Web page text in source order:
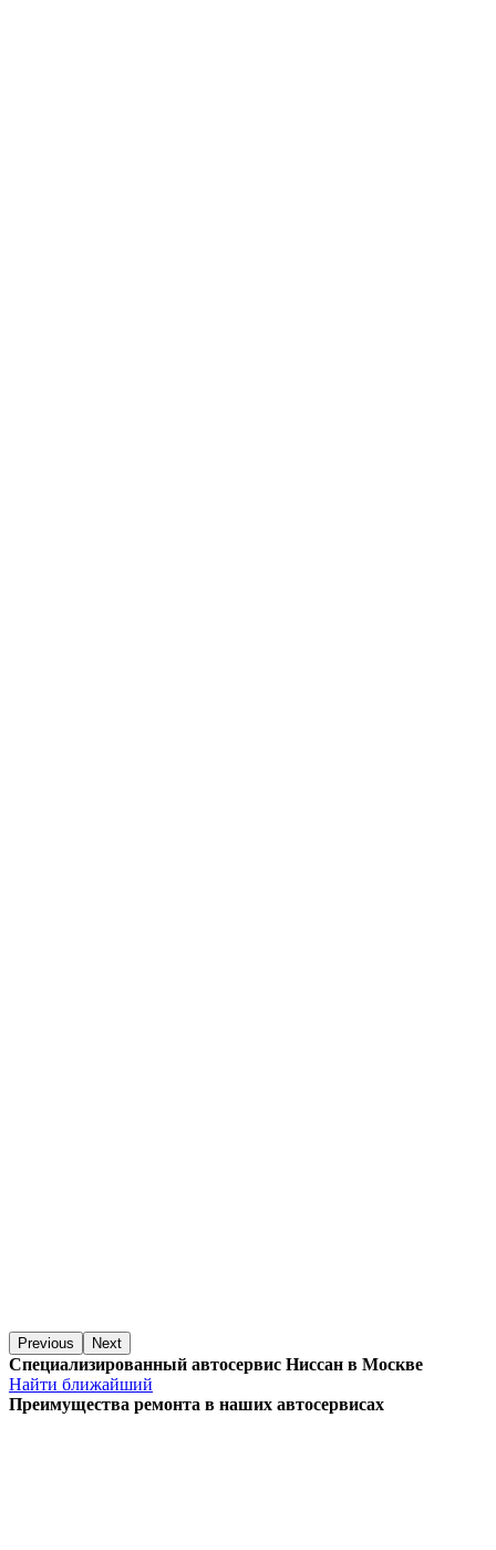
Previous Next
Специализированный автосервис Ниссан в Москве
Найти ближайший
Преимущества ремонта в наших автосервисах